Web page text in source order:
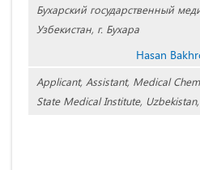
Бухарский государственный
Узбекистан, г. Бухара
Hasan
Applicant, Assistant, Medical
State Medical Institute,